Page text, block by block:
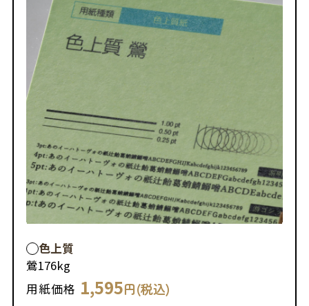
色上質
鶯176kg
用紙価格 1,595円(税込)